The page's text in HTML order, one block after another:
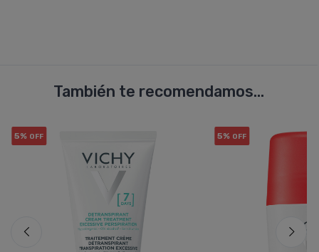
También te recomendamos...
5% OFF 5% OFF